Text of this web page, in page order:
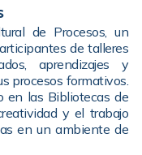
de Procesos, un
de talleres
aprendizajes y
procesos formativos.
en las Bibliotecas de
y el trabajo
en un ambiente de